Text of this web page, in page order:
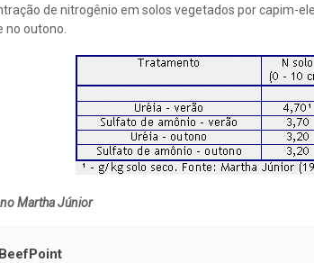
de nitrogênio em solos vegetados por capim-
no outono.
Martha Júnior